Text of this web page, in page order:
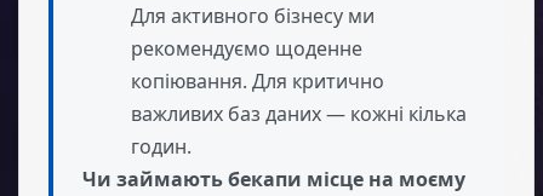
Для активного бізнесу ми
рекомендуємо щоденне
копіювання. Для критично
важливих баз даних — кожні кілька
годин.
Чи займають бекапи місце на моєму